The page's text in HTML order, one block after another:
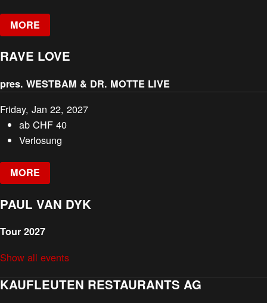
MORE
RAVE LOVE
pres. WESTBAM & DR. MOTTE LIVE
Friday, Jan 22, 2027
abCHF 40
Verlosung
MORE
PAUL VAN DYK
Tour 2027
Show all events
KAUFLEUTEN RESTAURANTS AG